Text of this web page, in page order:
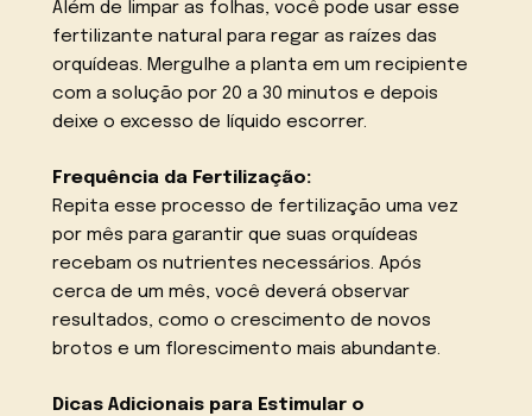
Além de limpar as folhas, você pode usar esse
fertilizante natural para regar as raízes das
orquídeas. Mergulhe a planta em um recipiente
com a solução por 20 a 30 minutos e depois
deixe o excesso de líquido escorrer.
Frequência da Fertilização:
Repita esse processo de fertilização uma vez
por mês para garantir que suas orquídeas
recebam os nutrientes necessários. Após
cerca de um mês, você deverá observar
resultados, como o crescimento de novos
brotos e um florescimento mais abundante.
Dicas Adicionais para Estimular o